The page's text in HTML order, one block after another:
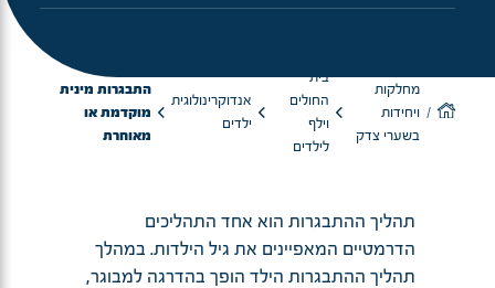
מחלקות
ויחידות
בשערי צדק
בית
החולים
וילף
לילדים
אנדוקרינולוגית
ילדים
התבגרות מינית
מוקדמת או
מאוחרת
תהליך ההתבגרות הוא אחד התהליכים
הדרמטיים המאפיינים את גיל הילדות. במהלך
תהליך ההתבגרות הילד הופך בהדרגה למבוגר,